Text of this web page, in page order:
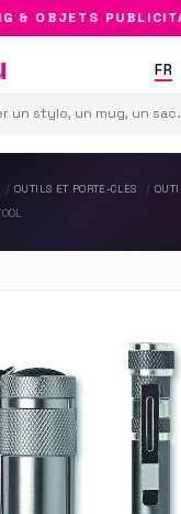
& OBJETS
FR
OUTILS ET PORTE-CLÉS